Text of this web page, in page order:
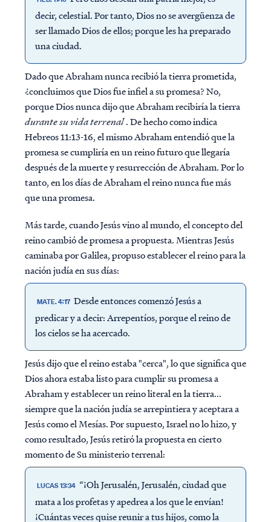
decir, celestial. Por tanto, Dios no se avergüenza de
ser llamado Dios de ellos; porque les ha preparado
una ciudad.
Dado que Abraham nunca recibió la tierra prometida,
¿concluimos que Dios fue infiel a su promesa? No,
porque Dios nunca dijo que Abraham recibiría la tierra
durante su vida terrenal. De hecho como indica
Hebreos 11:13-16, el mismo Abraham entendió que la
promesa se cumpliría en un reino futuro que llegaría
después de la muerte y resurrección de Abraham. Por lo
tanto, en los días de Abraham el reino nunca fue más
que una promesa.
Más tarde, cuando Jesús vino al mundo, el concepto del
reino cambió de promesa a propuesta. Mientras Jesús
caminaba por Galilea, propuso establecer el reino para la
nación judía en sus días:
MATE. 4:17 Desde entonces comenzó Jesús a
predicar y a decir: Arrepentíos, porque el reino de
los cielos se ha acercado.
Jesús dijo que el reino estaba "cerca", lo que significa que
Dios ahora estaba listo para cumplir su promesa a
Abraham y establecer un reino literal en la tierra...
siempre que la nación judía se arrepintiera y aceptara a
Jesús como el Mesías. Por supuesto, Israel no lo hizo, y
como resultado, Jesús retiró la propuesta en cierto
momento de Su ministerio terrenal:
LUCAS 13:34 “¡Oh Jerusalén, Jerusalén, ciudad que
mata a los profetas y apedrea a los que le envían!
¡Cuántas veces quise reunir a tus hijos, como la